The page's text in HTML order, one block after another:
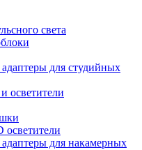
света
для студийных
осветители
для накамерных